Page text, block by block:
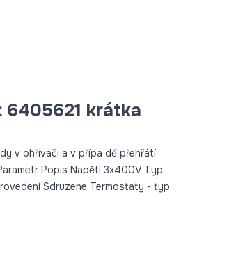
krátka
v ohřívači a v přípa dě přehřátí
Popis Napětí 3x400V Typ
Sdruzene Termostaty - typ